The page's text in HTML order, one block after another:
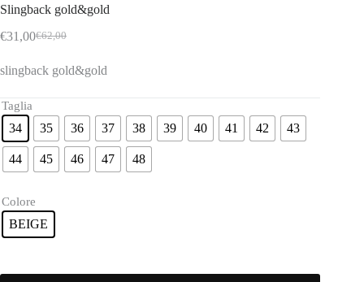
Slingback gold&gold
€62,00
Il
originale
€31,00Il
attuale
slingback gold&gold
Taglia
34 35 36 37 38 39 40 41 42 43
44 45 46 47 48
Colore
BEIGE